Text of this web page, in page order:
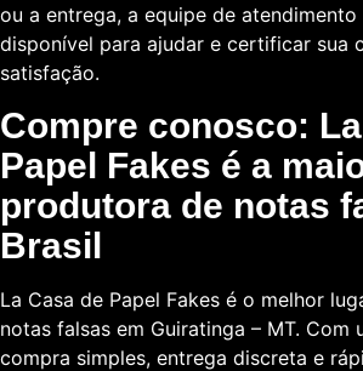
ou a entrega, a equipe de
disponível para ajudar e certificar sua
satisfação.
Compre conosco:
Papel Fakes é a
produtora de notas
Brasil
La Casa de Papel Fakes é o melhor
notas falsas em Guiratinga – MT. Com
compra simples, entrega discreta e